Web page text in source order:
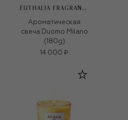
EUTHALIA FRAGRANCES
Ароматическая
свеча Duomo Milano
(180g)
14 000 ₽